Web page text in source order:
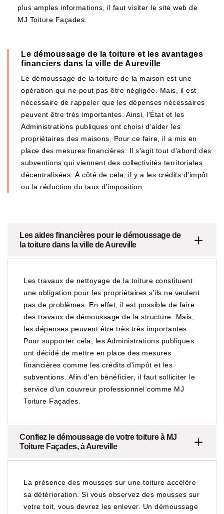
plus amples informations, il faut visiter le site web de
MJ Toiture Façades.
Le démoussage de la toiture et les avantages
financiers dans la ville de Aureville
Le démoussage de la toiture de la maison est une
opération qui ne peut pas être négligée. Mais, il est
nécessaire de rappeler que les dépenses nécessaires
peuvent être très importantes. Ainsi, l'État et les
Administrations publiques ont choisi d'aider les
propriétaires des maisons. Pour ce faire, il a mis en
place des mesures financières. Il s'agit tout d'abord des
subventions qui viennent des collectivités territoriales
décentralisées. À côté de cela, il y a les crédits d'impôt
ou la réduction du taux d'imposition.
Les aides financières pour le démoussage de
la toiture dans la ville de Aureville
Les travaux de nettoyage de la toiture constituent
une obligation pour les propriétaires s'ils ne veulent
pas de problèmes. En effet, il est possible de faire
des travaux de démoussage de la structure. Mais,
les dépenses peuvent être très très importantes.
Pour supporter cela, les Administrations publiques
ont décidé de mettre en place des mesures
financières comme les crédits d'impôt et les
subventions. Afin d'en bénéficier, il faut solliciter le
service d'un couvreur professionnel comme MJ
Toiture Façades.
Confiez le démoussage de votre toiture à MJ
Toiture Façades, à Aureville
La présence des mousses sur une toiture accélère
sa détérioration. Si vous observez des mousses sur
votre toit, vous devrez les enlever. Un démoussage